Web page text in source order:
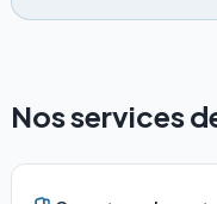
Nos services